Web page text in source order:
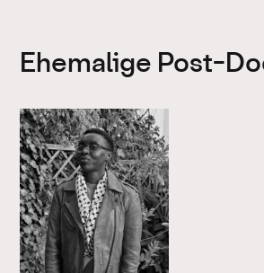
Ehemalige Post-